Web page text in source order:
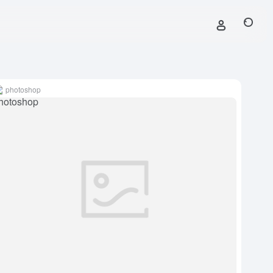
photoshop